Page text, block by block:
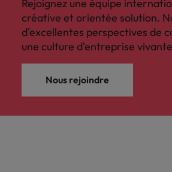
Rejoignez une équipe
créative et orientée solution.
d'excellentes perspectives de
une culture d'entreprise
Nous rejoindre